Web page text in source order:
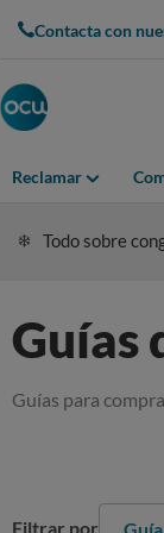
Contacta con
Reclamar
Todo sobre
Guías
Guías para
Filtrar por